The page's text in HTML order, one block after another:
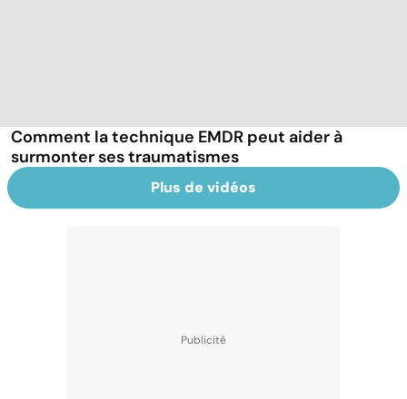
Comment la technique EMDR peut aider à
surmonter ses traumatismes
Plus de vidéos